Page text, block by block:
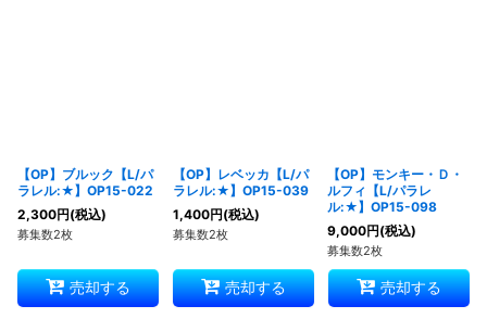
【OP】ブルック【L/パ
ラレル:★】OP15-022
2,300円(税込)
募集数2枚
売却する
【OP】レベッカ【L/パ
ラレル:★】OP15-039
1,400円(税込)
募集数2枚
売却する
【OP】モンキー・Ｄ・
ルフィ【L/パラレ
ル:★】OP15-098
9,000円(税込)
募集数2枚
売却する